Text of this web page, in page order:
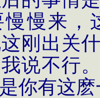
慢慢来，
刚出关
说不行
你有这